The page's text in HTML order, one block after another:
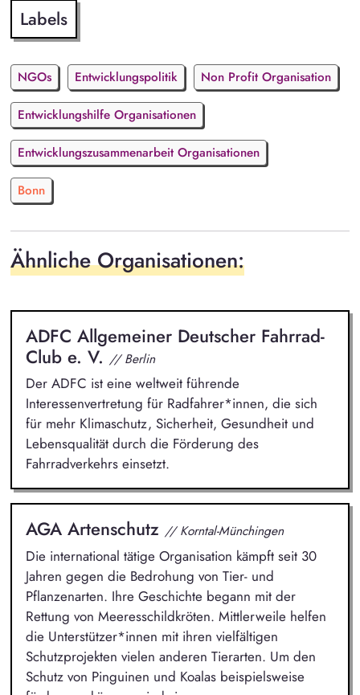
Labels
NGOs Entwicklungspolitik Non Profit Organisation
Entwicklungshilfe Organisationen
Entwicklungszusammenarbeit Organisationen
Bonn
Ähnliche Organisationen:
ADFC Allgemeiner Deutscher Fahrrad-
Club e. V. // Berlin
Der ADFC ist eine weltweit führende
Interessenvertretung für Radfahrer*innen, die sich
für mehr Klimaschutz, Sicherheit, Gesundheit und
Lebensqualität durch die Förderung des
Fahrradverkehrs einsetzt.
AGA Artenschutz // Korntal-Münchingen
Die international tätige Organisation kämpft seit 30
Jahren gegen die Bedrohung von Tier- und
Pflanzenarten. Ihre Geschichte begann mit der
Rettung von Meeresschildkröten. Mittlerweile helfen
die Unterstützer*innen mit ihren vielfältigen
Schutzprojekten vielen anderen Tierarten. Um den
Schutz von Pinguinen und Koalas beispielsweise